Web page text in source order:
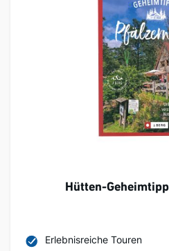
Hütten-
Erlebnisreiche Touren